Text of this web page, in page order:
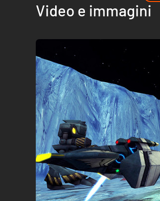
Video e immagini